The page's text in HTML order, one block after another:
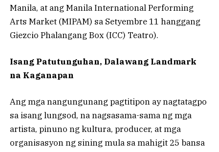
Manila, at ang Manila International Performing
Arts Market (MIPAM) sa Setyembre 11 hanggang
Giezcio Phalangang Box (ICC) Teatro).
Isang Patutunguhan, Dalawang Landmark
na Kaganapan
Ang mga nangungunang pagtitipon ay nagtatagpo
sa isang lungsod, na nagsasama-sama ng mga
artista, pinuno ng kultura, producer, at mga
organisasyon ng sining mula sa mahigit 25 bansa